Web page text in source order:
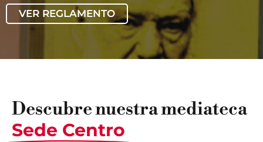
VER REGLAMENTO
Descubre nuestra mediateca
Sede Centro